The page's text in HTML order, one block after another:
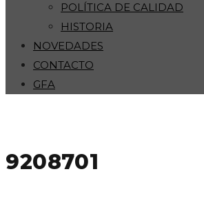
POLÍTICA DE CALIDAD
HISTORIA
NOVEDADES
CONTACTO
GFA
9208701